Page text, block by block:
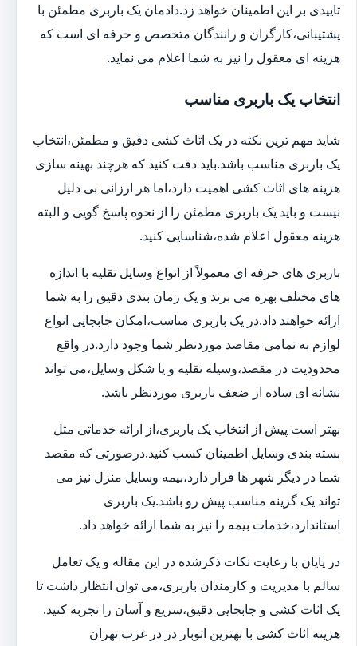
تاییدی بر این اطمینان خواهد زد.دادمان یک باربری مطمئن با
پشتیبانی،کارگران و رانندگان متخصص و حرفه ای است که
هزینه ای معقول را نیز به شما اعلام می نماید.
انتخاب یک باربری مناسب
شاید مهم ترین نکته در یک اثاث کشی دقیق و مطمئن،انتخاب
یک باربری مناسب باشد.باید دقت کنید که هرچند بهینه سازی
هزینه های اثاث کشی اهمیت دارد،اما هر ارزانی بی دلیل
نیست و باید یک باربری مطمئن را از نحوه پاسخ گویی و البته
هزینه معقول اعلام شده،شناسایی کنید.
باربری های حرفه ای معمولاً از انواع وسایل نقلیه با اندازه
های مختلف بهره می برند و یک زمان بندی دقیق را به شما
ارائه خواهند داد.در یک باربری مناسب،امکان جابجایی انواع
لوازم به تمامی مقاصد موردنظر شما وجود دارد.در واقع
محدودیت در مقصد،وسیله نقلیه و یا شکل وسایل،می تواند
نشانه ای ساده از ضعف باربری موردنظر باشد.
بهتر است پیش از انتخاب یک باربری،از ارائه خدماتی مثل
بسته بندی وسایل اطمینان کسب کنید.درصورتی که مقصد
شما در دیگر شهر ها قرار دارد،بیمه وسایل منزل نیز می
تواند یک گزینه مناسب پیش رو باشد.یک باربری
استاندارد،خدمات بیمه را نیز به شما ارائه خواهد داد.
در پایان با رعایت نکات ذکرشده در این مقاله و یک تعامل
سالم با مدیریت و کارمندان باربری،می توان انتظار داشت تا
یک اثاث کشی و جابجایی دقیق،سریع و آسان را تجربه کنید.
هزینه اثاث کشی با بهترین اتوبار در در غرب تهران